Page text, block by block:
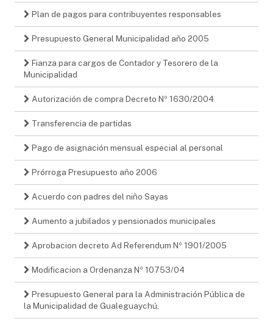
Plan de pagos para contribuyentes responsables
Presupuesto General Municipalidad año 2005
Fianza para cargos de Contador y Tesorero de la
Municipalidad
Autorización de compra Decreto Nº 1630/2004
Transferencia de partidas
Pago de asignación mensual especial al personal
Prórroga Presupuesto año 2006
Acuerdo con padres del niño Sayas
Aumento a jubilados y pensionados municipales
Aprobacion decreto Ad Referendum Nº 1901/2005
Modificacion a Ordenanza Nº 10753/04
Presupuesto General para la Administración Pública de
la Municipalidad de Gualeguaychú,